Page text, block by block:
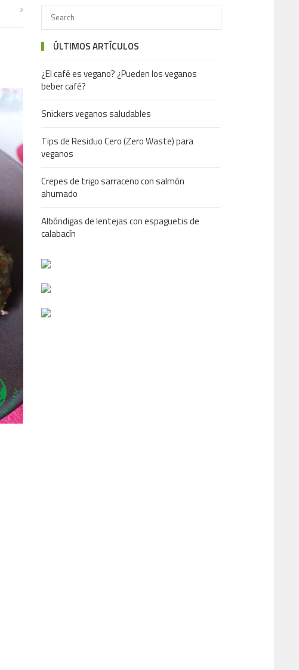
ÚLTIMOS ARTÍCULOS
¿El café es vegano? ¿Pueden los veganos
beber café?
Snickers veganos saludables
Tips de Residuo Cero (Zero Waste) para
veganos
Crepes de trigo sarraceno con salmón
ahumado
Albóndigas de lentejas con espaguetis de
calabacín